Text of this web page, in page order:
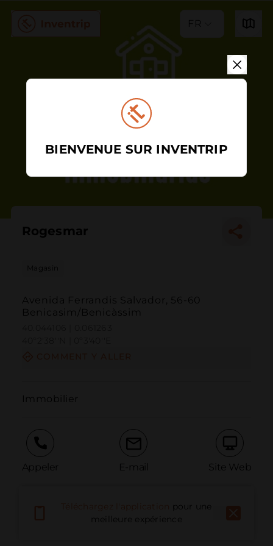
FR
Rogesmar
Magasin
Avenida Ferrandis Salvador, 56-60
Benicasim/Benicàssim
Immobilier
Appeler E-mail Site Web
Signaler un problèmepour une
meilleure expérience
BIENVENUE SUR INVENTRIP